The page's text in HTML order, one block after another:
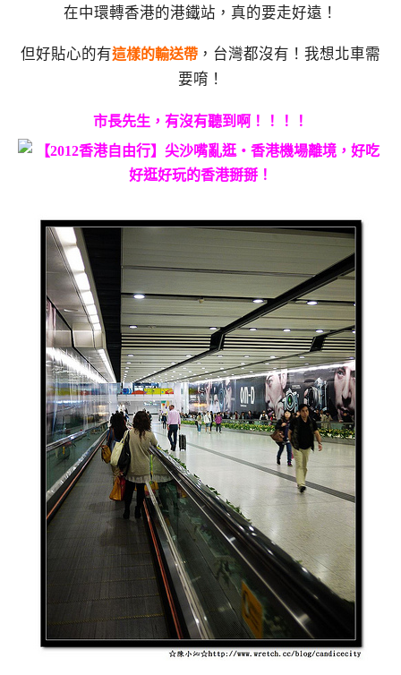
在中環轉香港的港鐵站，真的要走好遠！
但好貼心的有這樣的輸送帶 ，台灣都沒有！我想北車需
要唷！
市長先生，有沒有聽到啊！！！！